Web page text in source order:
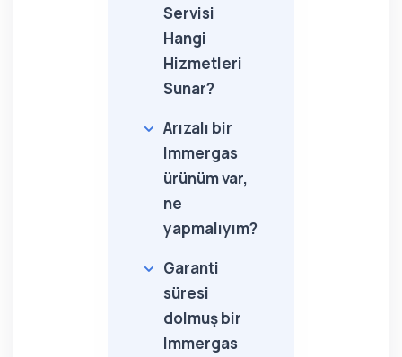
Servisi
Hangi
Hizmetleri
Sunar?
Arızalı bir
Immergas
ürünüm var,
ne
yapmalıyım?
Garanti
süresi
dolmuş bir
Immergas